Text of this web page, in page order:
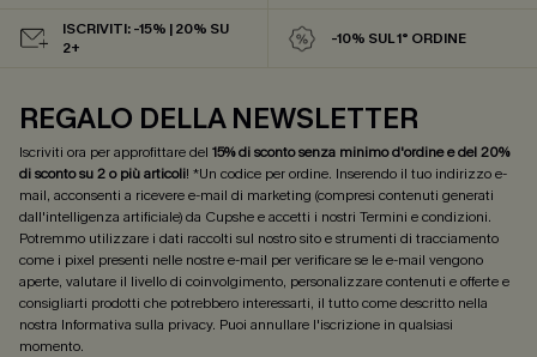
ISCRIVITI: -15% | 20% SU
2+
-10% SUL 1° ORDINE
REGALO DELLA NEWSLETTER
Iscriviti ora per approfittare del 15% di sconto senza minimo d'ordine e del 20%
di sconto su 2 o più articoli! *Un codice per ordine. Inserendo il tuo indirizzo e-
mail, acconsenti a ricevere e-mail di marketing (compresi contenuti generati
dall'intelligenza artificiale) da Cupshe e accetti i nostri Termini e condizioni.
Potremmo utilizzare i dati raccolti sul nostro sito e strumenti di tracciamento
come i pixel presenti nelle nostre e-mail per verificare se le e-mail vengono
aperte, valutare il livello di coinvolgimento, personalizzare contenuti e offerte e
consigliarti prodotti che potrebbero interessarti, il tutto come descritto nella
nostra Informativa sulla privacy. Puoi annullare l'iscrizione in qualsiasi
momento.